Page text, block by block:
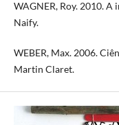
WAGNER, Roy. 2010. A
Naify.
WEBER, Max. 2006.
Martin Claret.